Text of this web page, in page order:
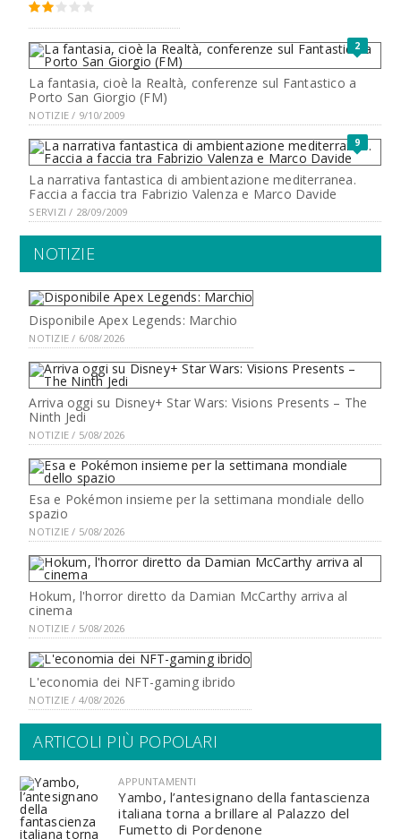
2
La fantasia, cioè la Realtà, conferenze sul Fantastico a
Porto San Giorgio (FM)
NOTIZIE / 9/10/2009
9
La narrativa fantastica di ambientazione mediterranea.
Faccia a faccia tra Fabrizio Valenza e Marco Davide
SERVIZI / 28/09/2009
NOTIZIE
Disponibile Apex Legends: Marchio
NOTIZIE / 6/08/2026
Arriva oggi su Disney+ Star Wars: Visions Presents – The
Ninth Jedi
NOTIZIE / 5/08/2026
Esa e Pokémon insieme per la settimana mondiale dello
spazio
NOTIZIE / 5/08/2026
Hokum, l'horror diretto da Damian McCarthy arriva al
cinema
NOTIZIE / 5/08/2026
L'economia dei NFT-gaming ibrido
NOTIZIE / 4/08/2026
ARTICOLI PIÙ POPOLARI
APPUNTAMENTI
Yambo, l’antesignano della fantascienza
italiana torna a brillare al Palazzo del
Fumetto di Pordenone